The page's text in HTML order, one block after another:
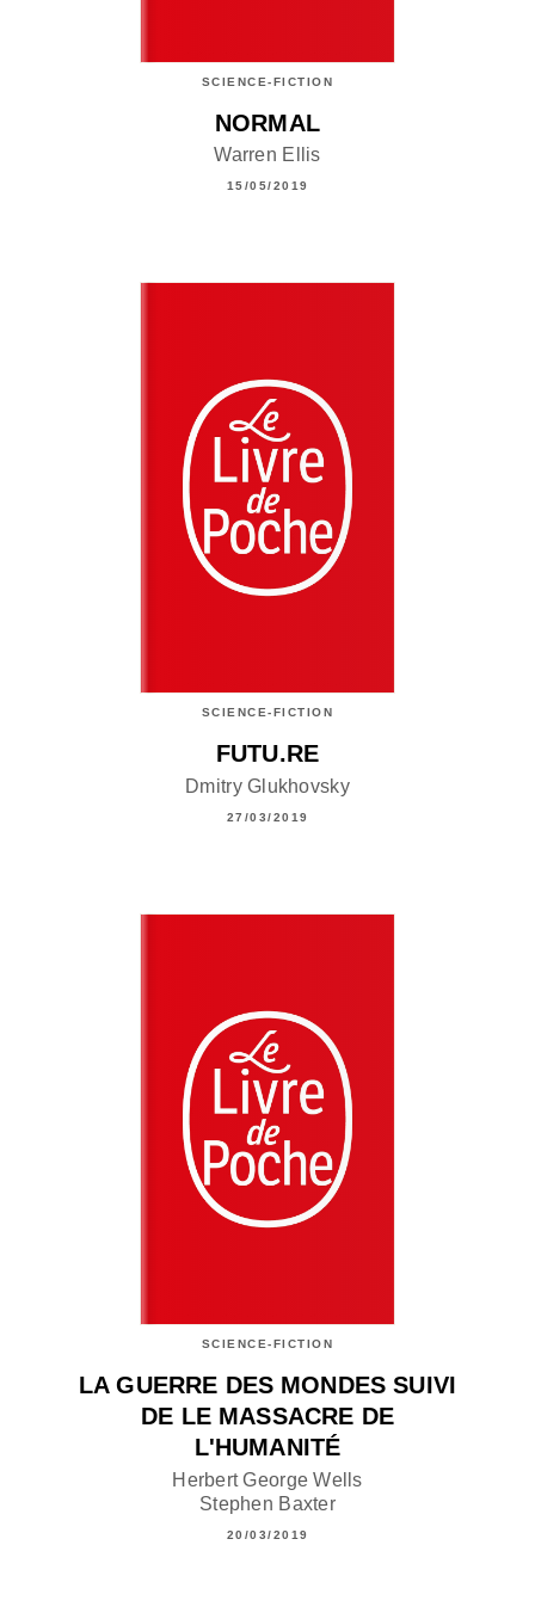
SCIENCE-FICTION
NORMAL
Warren Ellis
15/05/2019
SCIENCE-FICTION
FUTU.RE
Dmitry Glukhovsky
27/03/2019
SCIENCE-FICTION
LA GUERRE DES MONDES SUIVI
DE LE MASSACRE DE
L'HUMANITÉ
Herbert George Wells
Stephen Baxter
20/03/2019